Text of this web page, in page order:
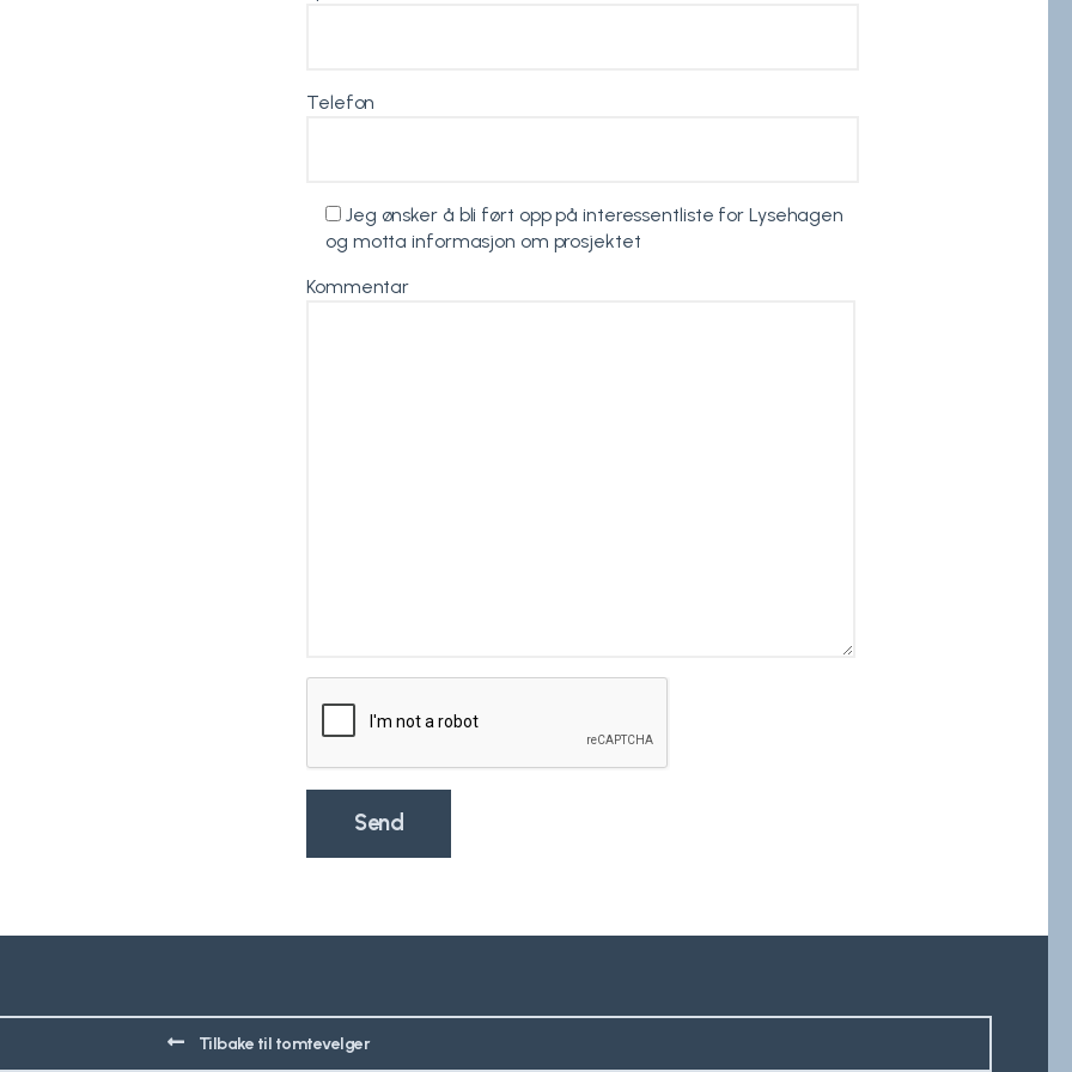
Telefon
Jeg ønsker å bli ført opp på interessentliste for Lysehagen
og motta informasjon om prosjektet
Kommentar
Tilbake til tomtevelger